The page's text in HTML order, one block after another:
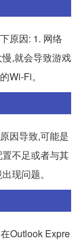
原因: 1. 网络
,就会导致游戏
Wi-Fi。
因导致,可能是
不足或者与其
现问题。
Outlook Expre